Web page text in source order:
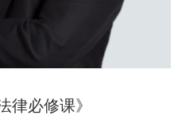
律必修课》